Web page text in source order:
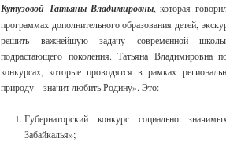
Кутузовой Татьяны Владимировны, которая
программах дополнительного образования детей,
решить важнейшую задачу современной
подрастающего поколения. Татьяна Владимировна
конкурсах, которые проводятся в рамках
природу – значит любить Родину». Это:
Губернаторский конкурс социально
Забайкалья»;